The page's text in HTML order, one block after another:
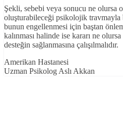
Şekli, sebebi veya sonucu ne olursa
oluşturabileceği psikolojik travmayla
bunun engellenmesi için baştan
kalınması halinde ise kararı ne
desteğin sağlanmasına çalışılmalıdır.
Amerikan Hastanesi
Uzman Psikolog Aslı Akkan